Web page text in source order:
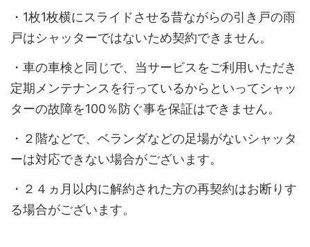
・1枚1枚横にスライドさせる昔ながらの引き戸の雨
戸はシャッターではないため契約できません。
・車の車検と同じで、当サービスをご利用いただき
定期メンテナンスを行っているからといってシャッ
ターの故障を100％防ぐ事を保証はできません。
・２階などで、ベランダなどの足場がないシャッタ
ーは対応できない場合がございます。
・２４ヵ月以内に解約された方の再契約はお断りす
る場合がございます。